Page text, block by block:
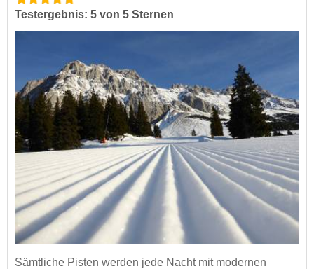
Testergebnis: 5 von 5 Sternen
Sämtliche Pisten werden jede Nacht mit modernen